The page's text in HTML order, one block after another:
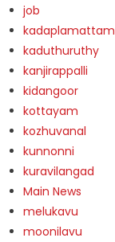
job
kadaplamattam
kaduthuruthy
kanjirappalli
kidangoor
kottayam
kozhuvanal
kunnonni
kuravilangad
Main News
melukavu
moonilavu